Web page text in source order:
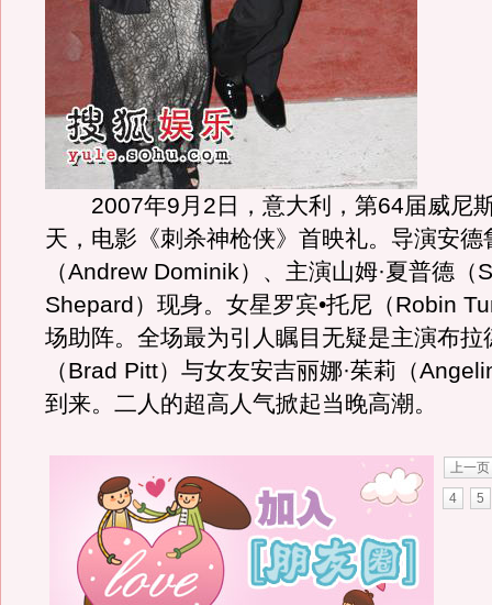
2007年9月2日，意大利，第64届威尼
天，电影《刺杀神枪侠》首映礼。导演安德
（Andrew Dominik）、主演山姆·夏普德（
Shepard）现身。女星罗宾•托尼（Robin
场助阵。全场最为引人瞩目无疑是主演布拉
（Brad Pitt）与女友安吉丽娜·茱莉（
到来。二人的超高人气掀起当晚高潮。
上一页
4
5